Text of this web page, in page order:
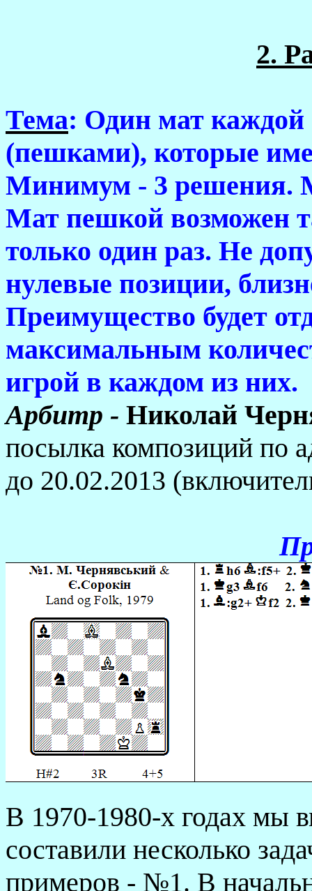
2.
Тема: Один мат
(пешками), которые
Минимум - 3 решения.
Мат пешкой возможен
только один раз. Не
нулевые позиции,
Преимущество будет
максимальным
игрой в каждом из них.
Арбитр - Николай
посылка композиций по
до 20.02.2013
В 1970-1980-х годах мы
составили несколько
примеров - №1. В